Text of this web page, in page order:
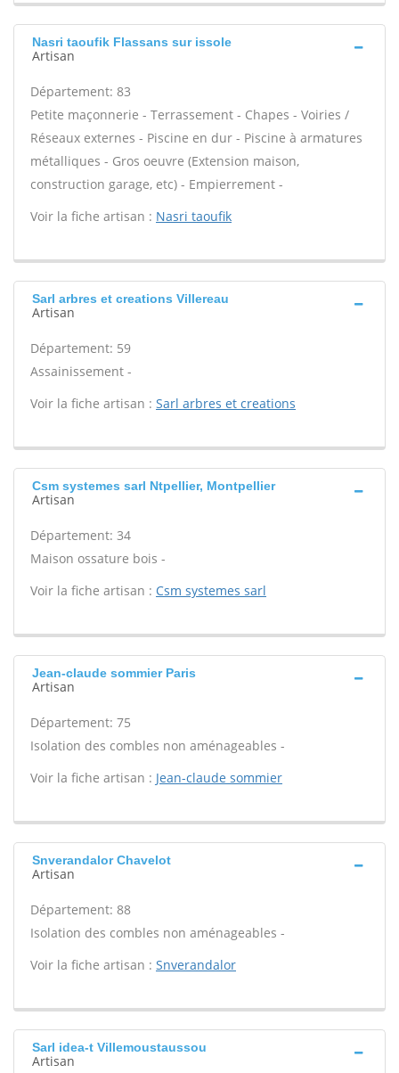
Nasri taoufik Flassans sur issole
Artisan
Département: 83
Petite maçonnerie - Terrassement - Chapes - Voiries /
Réseaux externes - Piscine en dur - Piscine à armatures
métalliques - Gros oeuvre (Extension maison,
construction garage, etc) - Empierrement -
Voir la fiche artisan : Nasri taoufik
Sarl arbres et creations Villereau
Artisan
Département: 59
Assainissement -
Voir la fiche artisan : Sarl arbres et creations
Csm systemes sarl Ntpellier, Montpellier
Artisan
Département: 34
Maison ossature bois -
Voir la fiche artisan : Csm systemes sarl
Jean-claude sommier Paris
Artisan
Département: 75
Isolation des combles non aménageables -
Voir la fiche artisan : Jean-claude sommier
Snverandalor Chavelot
Artisan
Département: 88
Isolation des combles non aménageables -
Voir la fiche artisan : Snverandalor
Sarl idea-t Villemoustaussou
Artisan